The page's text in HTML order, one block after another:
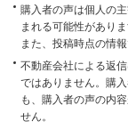
購入者の声は個人の
まれる可能性がありま
また、投稿時点の情
不動産会社による返
ではありません。購
も、購入者の声の内
せん。